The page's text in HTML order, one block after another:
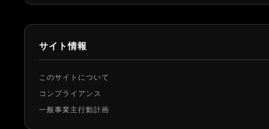
サイト情報
このサイトについて
コンプライアンス
一般事業主行動計画